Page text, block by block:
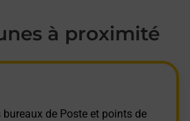
à proximité
bureaux de Poste et points de